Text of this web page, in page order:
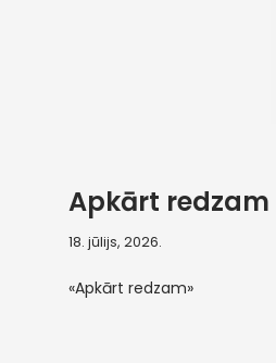
Apkārt redzam
18. jūlijs, 2026.
«Apkārt redzam»